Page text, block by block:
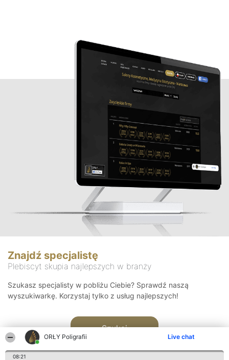
ORŁY Poligrafii Live chat
08:21
Znajdź specjalistę
Plebiscyt skupia najlepszych w branży
Szukasz specjalisty w pobliżu Ciebie? Sprawdź naszą
wyszukiwarkę. Korzystaj tylko z usług najlepszych!
Szukaj